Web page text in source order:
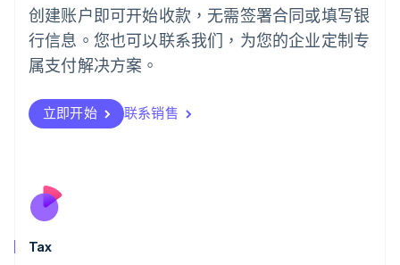
创建账户即可开始收款，无需签署合同或填写银
行信息。您也可以联系我们，为您的企业定制专
属支付解决方案。
立即开始 联系销售
Tax
English
葡萄牙
PortuguêsEnglish
日本
瑞典
Svenska English
瑞士
English
斯洛伐克